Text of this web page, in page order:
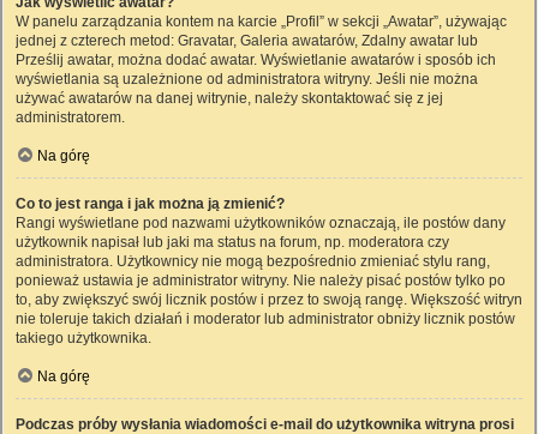
W panelu zarządzania kontem na karcie „Profil” w sekcji „Awatar”, używając
jednej z czterech metod: Gravatar, Galeria awatarów, Zdalny awatar lub
Prześlij awatar, można dodać awatar. Wyświetlanie awatarów i sposób ich
wyświetlania są uzależnione od administratora witryny. Jeśli nie można
używać awatarów na danej witrynie, należy skontaktować się z jej
administratorem.
Na górę
Co to jest ranga i jak można ją zmienić?
Rangi wyświetlane pod nazwami użytkowników oznaczają, ile postów dany
użytkownik napisał lub jaki ma status na forum, np. moderatora czy
administratora. Użytkownicy nie mogą bezpośrednio zmieniać stylu rang,
ponieważ ustawia je administrator witryny. Nie należy pisać postów tylko po
to, aby zwiększyć swój licznik postów i przez to swoją rangę. Większość witryn
nie toleruje takich działań i moderator lub administrator obniży licznik postów
takiego użytkownika.
Na górę
Podczas próby wysłania wiadomości e-mail do użytkownika witryna prosi